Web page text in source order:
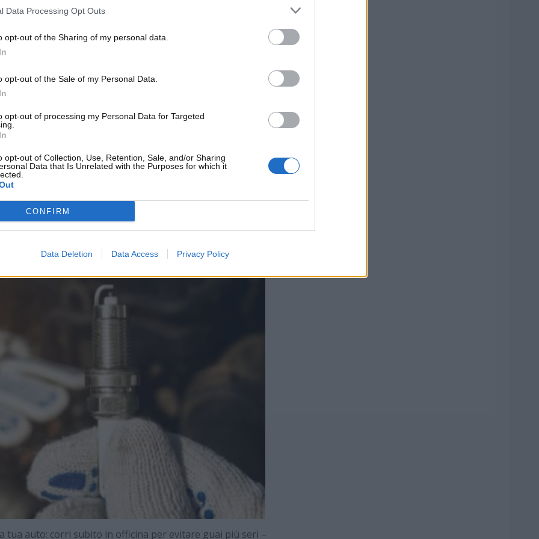
Data Processing Opt Outs
opt-out of the Sharing of my personal data.
opt-out of the Sale of my Personal Data.
opt-out of processing my Personal Data for Targeted
opt-out of Collection, Use, Retention, Sale, and/or Sharing
Data that Is Unrelated with the Purposes for which it
CONFIRM
Data Deletion Data Access Privacy Policy
cosa fare.
aspetto: al primo sintomo
guai maggiori all’auto
sono, senza ombra di dubbio, lecandele. Si tratta di alcuni
in grado di
che faranno da tramite tra l’impianto elettrico e la
tua auto: corri subito in officina per evitare guai più seri –